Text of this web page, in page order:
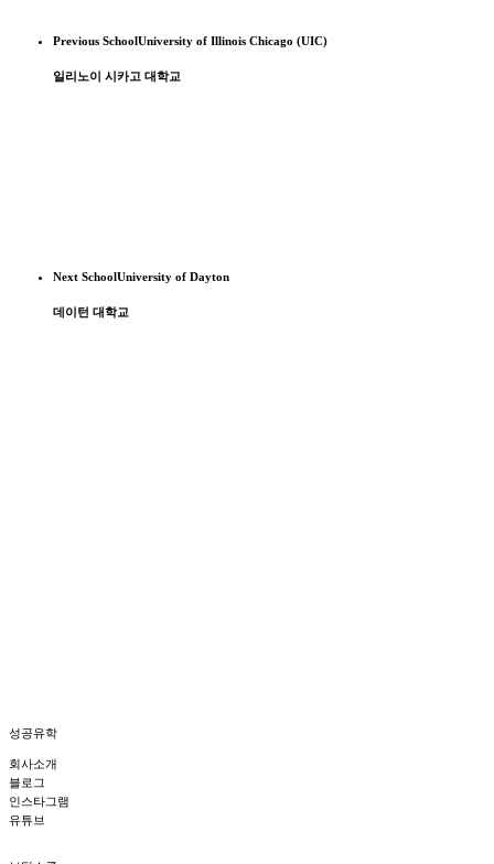
Previous SchoolUniversity of Illinois Chicago (UIC)
일리노이 시카고 대학교
Next SchoolUniversity of Dayton
데이턴 대학교
성공유학
회사소개
블로그
인스타그램
유튜브